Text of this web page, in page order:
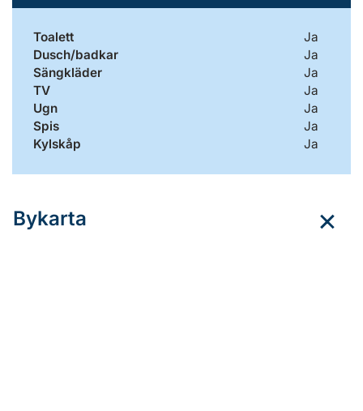
Toalett
Ja
Dusch/badkar
Ja
Sängkläder
Ja
TV
Ja
Ugn
Ja
Spis
Ja
Kylskåp
Ja
Bykarta